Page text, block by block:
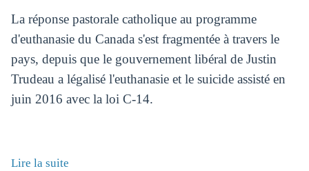
La réponse pastorale catholique au programme
d'euthanasie du Canada s'est fragmentée à travers le
pays, depuis que le gouvernement libéral de Justin
Trudeau a légalisé l'euthanasie et le suicide assisté en
juin 2016 avec la loi C-14.
Lire la suite